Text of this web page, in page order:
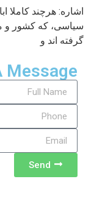
اشاره: هرچند کاملا
سیاسی، که کشور و
گرفته اند و
Message
Send